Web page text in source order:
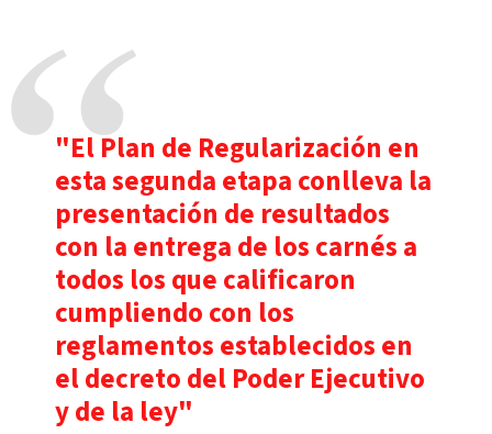
"El Plan de Regularización en
esta segunda etapa conlleva la
presentación de resultados
con la entrega de los carnés a
todos los que calificaron
cumpliendo con los
reglamentos establecidos en
el decreto del Poder Ejecutivo
y de la ley"